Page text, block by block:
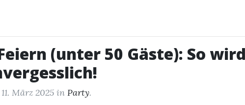
(unter 50 Gäste): So wird
11. März 2025 in Party.